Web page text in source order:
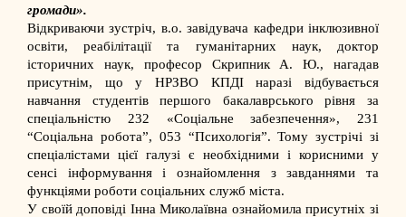
громади».
Відкриваючи зустріч, в.о. завідувача кафедри інклюзивної
освіти, реабілітації та гуманітарних наук, доктор
історичних наук, професор Скрипник А. Ю., нагадав
присутнім, що у НРЗВО КПДІ наразі відбувається
навчання студентів першого бакалаврського рівня за
спеціальністю 232 «Соціальне забезпечення», 231
“Соціальна робота”, 053 “Психологія”. Тому зустрічі зі
спеціалістами цієї галузі є необхідними і корисними у
сенсі інформування і ознайомлення з завданнями та
функціями роботи соціальних служб міста.
У своїй доповіді Інна Миколаївна ознайомила присутніх зі